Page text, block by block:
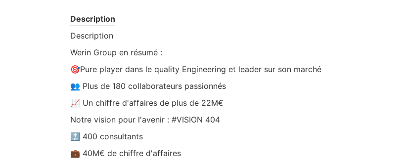
Description
Description
Werin Group en résumé :
🎯Pure player dans le quality Engineering et leader sur son marché
👥 Plus de 180 collaborateurs passionnés
📈 Un chiffre d'affaires de plus de 22M€
Notre vision pour l'avenir : #VISION 404
🔝 400 consultants
💼 40M€ de chiffre d'affaires